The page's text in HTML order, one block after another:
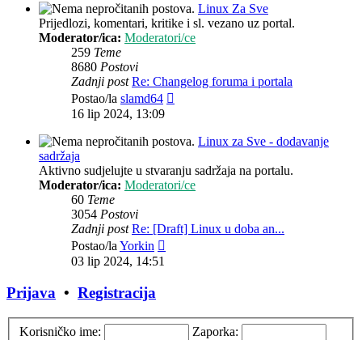
Linux Za Sve
Prijedlozi, komentari, kritike i sl. vezano uz portal.
Moderator/ica: Moderatori/ce
259 Teme
8680 Postovi
Zadnji post Re: Changelog foruma i portala
Postao/la slamd64
16 lip 2024, 13:09
Linux za Sve - dodavanje
sadržaja
Aktivno sudjelujte u stvaranju sadržaja na portalu.
Moderator/ica: Moderatori/ce
60 Teme
3054 Postovi
Zadnji post Re: [Draft] Linux u doba an...
Postao/laYorkin
03 lip 2024, 14:51
Prijava • Registracija
Korisničko ime:
Zaporka: